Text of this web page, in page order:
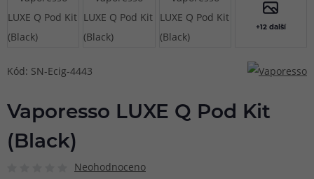
+12 další
Kód: SN-Ecig-4443
Vaporesso LUXE Q Pod Kit
(Black)
Neohodnoceno